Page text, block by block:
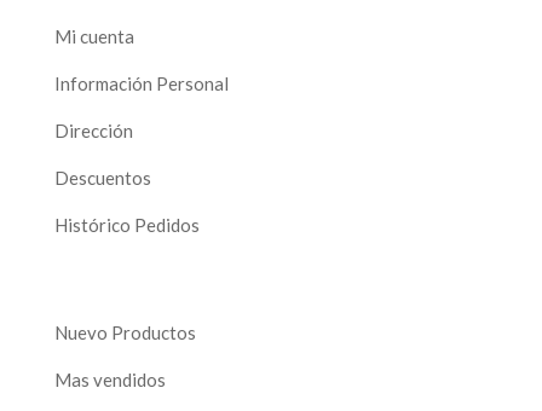
Mi cuenta
Información Personal
Dirección
Descuentos
Histórico Pedidos
Nuevo Productos
Mas vendidos